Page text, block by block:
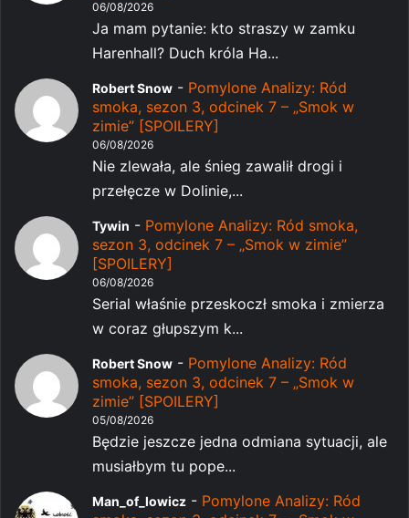
06/08/2026
Ja mam pytanie: kto straszy w zamku
Harenhall? Duch króla Ha...
Robert Snow - Pomylone Analizy: Ród
smoka, sezon 3, odcinek 7 – „Smok w
zimie” [SPOILERY]
06/08/2026
Nie zlewała, ale śnieg zawalił drogi i
przełęcze w Dolinie,...
Tywin - Pomylone Analizy: Ród smoka,
sezon 3, odcinek 7 – „Smok w zimie”
[SPOILERY]
06/08/2026
Serial właśnie przeskoczł smoka i zmierza
w coraz głupszym k...
Robert Snow - Pomylone Analizy: Ród
smoka, sezon 3, odcinek 7 – „Smok w
zimie” [SPOILERY]
05/08/2026
Będzie jeszcze jedna odmiana sytuacji, ale
musiałbym tu pope...
Man_of_lowicz - Pomylone Analizy: Ród